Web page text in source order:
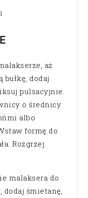
aż
dodaj
pulsacyjnie.
o średnicy
albo
formę do
Rozgrzej
malaksera do
dodaj śmietanę,